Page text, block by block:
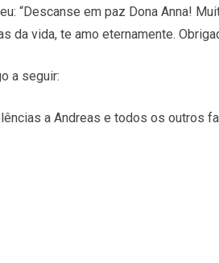
“Descanse em paz Dona Anna!
da vida, te amo eternamente.
a seguir:
a Andreas e todos os outros